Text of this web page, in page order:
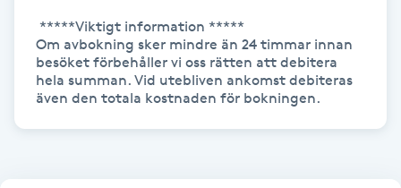
Lashlift Keratin
Om avbokning sker mindre än 24 timmar innan
besöket förbehåller vi oss rätten att debitera
hela summan. Vid utebliven ankomst debiteras
även den totala kostnaden för bokningen.